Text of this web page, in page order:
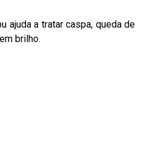
ajuda a tratar caspa, queda de
brilho.